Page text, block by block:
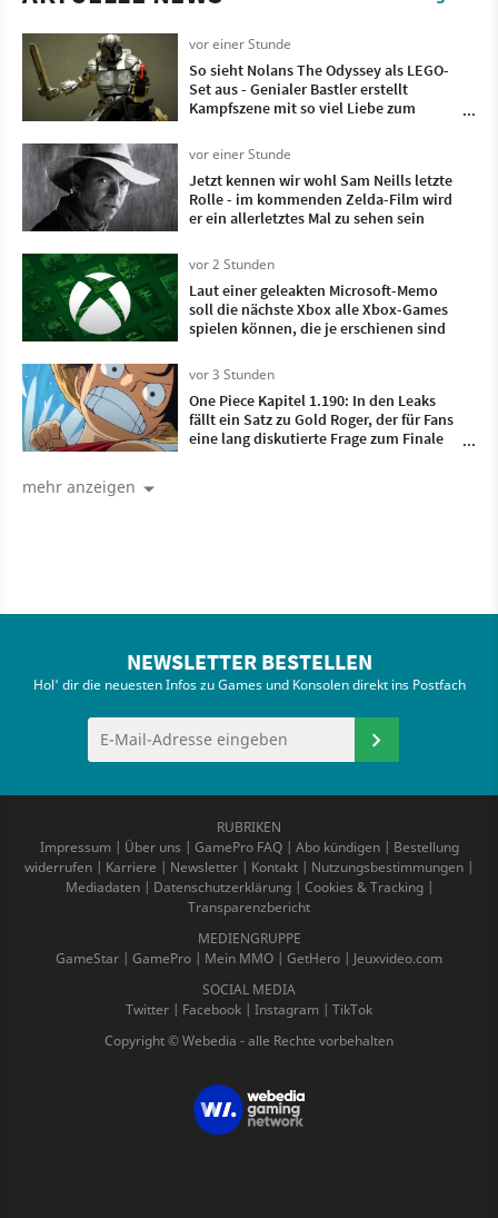
vor einer Stunde
So sieht Nolans The Odyssey als LEGO-
Set aus - Genialer Bastler erstellt
Kampfszene mit so viel Liebe zum
verbeugen können
vor einer Stunde
Jetzt kennen wir wohl Sam Neills letzte
Rolle - im kommenden Zelda-Film wird
er ein allerletztes Mal zu sehen sein
vor 2 Stunden
Laut einer geleakten Microsoft-Memo
soll die nächste Xbox alle Xbox-Games
spielen können, die je erschienen sind
vor 3 Stunden
One Piece Kapitel 1.190: In den Leaks
fällt ein Satz zu Gold Roger, der für Fans
eine lang diskutierte Frage zum Finale
mehr anzeigen
NEWSLETTER BESTELLEN
Hol' dir die neuesten Infos zu Games und Konsolen direkt ins Postfach
RUBRIKEN
Impressum| Über uns | GamePro FAQ| Abo kündigen| Bestellung
widerrufen | Karriere | Newsletter | Kontakt | Nutzungsbestimmungen |
Mediadaten| Datenschutzerklärung| Cookies & Tracking|
Transparenzbericht
MEDIENGRUPPE
GameStar | GamePro | Mein MMO | GetHero | Jeuxvideo.com
SOCIAL MEDIA
Twitter | Facebook | Instagram | TikTok
Copyright © Webedia - alle Rechte vorbehalten